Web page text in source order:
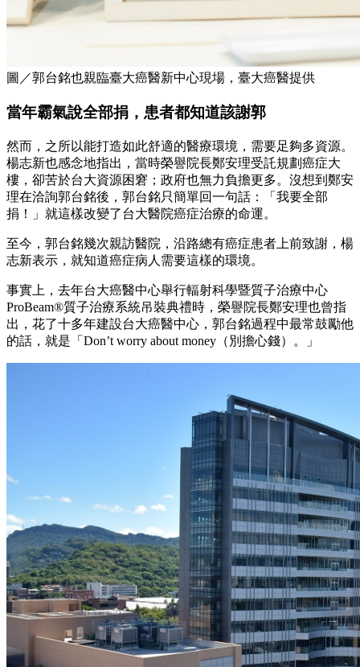
圖／郭台銘也親臨臺大癌醫新中心現場，臺大癌醫提供
當年霸氣說全部捐，患者都知道該謝郭
然而，之所以能打造如此舒適的醫療環境，需要足夠多資源。
楊志新也感念地指出，當時榮譽院長鄭安理受託規劃癌症大
樓，卻苦於台大資源困窘；政府也無力負擔更多。沒想到鄭安
理在洽詢郭台銘後，郭台銘只簡單回一句話：「我要全部
捐！」就這樣改變了台大醫院癌症治療的命運。
至今，郭台銘幾次親訪醫院，沿路總有癌症患者上前致謝，楊
志新表示，就知道癌症病人需要這樣的環境。
事實上，去年台大癌醫中心舉行輻射科學暨質子治療中心
ProBeam®質子治療系統吊裝典禮時，榮譽院長鄭安理也曾指
出，花了十多年建設台大癌醫中心，郭台銘過程中最常鼓勵他
的話，就是「Don’t worry about money（別擔心錢）。」